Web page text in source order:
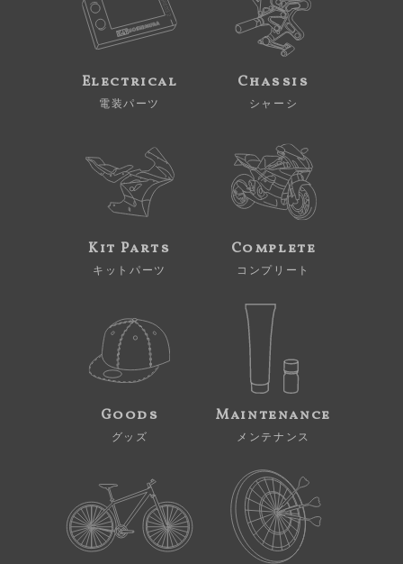
Electrical
電装パーツ
Chassis
シャーシ
Kit Parts
キットパーツ
Complete
コンプリート
Goods
グッズ
Maintenance
メンテナンス